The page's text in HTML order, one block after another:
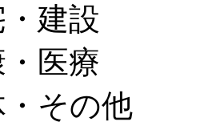
建設
医療
・その他